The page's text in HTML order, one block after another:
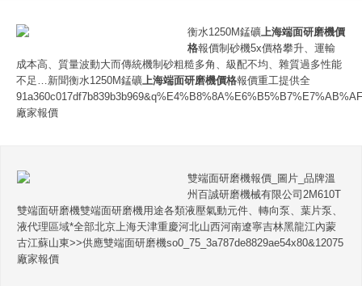
衡水1250M錳礦上海端面研磨機價
格報價制砂機5x價格攀升、運輸
成本高、質量波動大而傳統機制砂粗糙多角、級配不均、雜質過多性能
不足…新聞衡水1250M錳礦上海端面研磨機價格報價重工提供全
廠家報價
雙端面研磨機報價_圖片_品牌溫
州百誠研磨機械有限公司2M610T
雙端面研磨機雙端面研磨機用途各類液壓氣動元件、轉向泵、葉片泵、
液代理區域*全部北京上海天津重慶河北山西河南遼寧吉林黑龍江內蒙
古江蘇山東>>供應雙端面研磨機so0_75_3a787de8829ae54x80&12075
廠家報價